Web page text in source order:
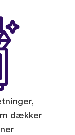
dækker